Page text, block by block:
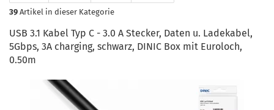
39 Artikel in dieser Kategorie
USB 3.1 Kabel Typ C - 3.0 A Stecker, Daten u. Ladekabel,
5Gbps, 3A charging, schwarz, DINIC Box mit Euroloch,
0.50m